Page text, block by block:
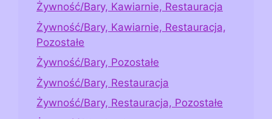
Żywność/Bary, Kawiarnie, Restauracja
Żywność/Bary, Kawiarnie, Restauracja,
Pozostałe
Żywność/Bary, Pozostałe
Żywność/Bary, Restauracja
Żywność/Bary, Restauracja, Pozostałe